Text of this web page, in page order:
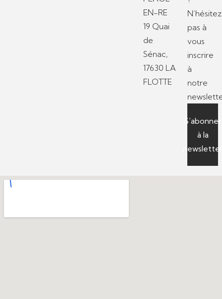
EN-RE
19 Quai
de
Sénac,
17630 LA
FLOTTE
N’hésitez
pas à
vous
inscrire
à
notre
S’abonner
à la